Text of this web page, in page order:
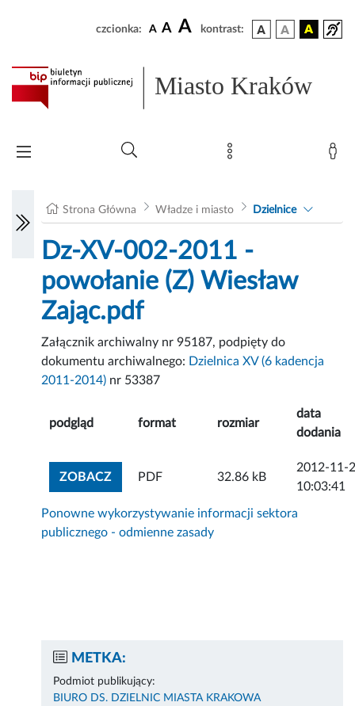
czcionka: A A A kontrast:
Miasto Kraków
Strona Główna Władze i miasto Dzielnice
Dz-XV-002-2011 -
powołanie (Z) Wiesław
Zając.pdf
Załącznik archiwalny nr 95187, podpięty do
dokumentu archiwalnego: Dzielnica XV (6 kadencja
2011-2014) nr 53387
podgląd format rozmiar
data
dodania
ZOBACZZOBACZ ZAŁĄCZNIK
PDF 32.86 kB
2012-11-
10:03:41
Ponowne wykorzystywanie informacji sektora
publicznego - odmienne zasady
METKA:
Podmiot publikujący:
BIURO DS. DZIELNIC MIASTA KRAKOWA